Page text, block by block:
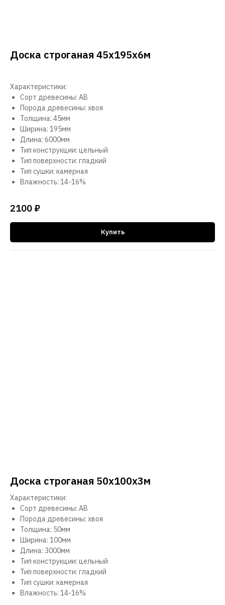
Доска строганая 45х195х6м
Характеристики:
Сорт древесины: АВ
Порода древесины: хвоя
Толщина: 45мм
Ширина: 195мм
Длина: 6000мм
Тип конструкции: цельный
Тип поверхности: гладкий
Тип сушки: камерная
Влажность: 14-16%
2100 ₽
Купить
Доска строганая 50х100х3м
Характеристики:
Сорт древесины: АВ
Порода древесины: хвоя
Толщина: 50мм
Ширина: 100мм
Длина: 3000мм
Тип конструкции: цельный
Тип поверхности: гладкий
Тип сушки: камерная
Влажность: 14-16%